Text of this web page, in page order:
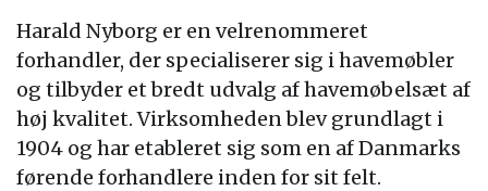
Harald Nyborg er en velrenommeret
forhandler, der specialiserer sig i havemøbler
og tilbyder et bredt udvalg af havemøbelsæt af
høj kvalitet. Virksomheden blev grundlagt i
1904 og har etableret sig som en af Danmarks
førende forhandlere inden for sit felt.